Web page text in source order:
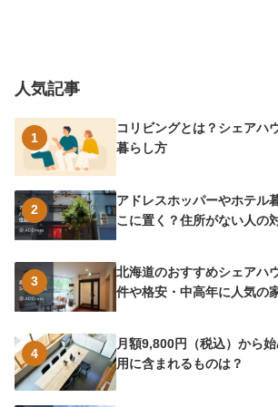
人気記事
1
コリビングとは？シェアハ
暮らし方
2
アドレスホッパーやホテル
こに置く？住所がない人の
3
北海道のおすすめシェアハ
件や格安・中高年に人気の
4
月額9,800円（税込）から
用に含まれるものは？